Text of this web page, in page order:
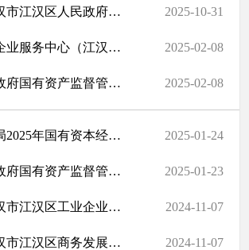
2024年度武汉市江汉区人民政府国有资产监督管理局决算公开 2025-10-31
江汉区工业企业服务中心（江汉区商务发展服务中心）2025年预算 2025-02-08
江汉区人民政府国有资产监督管理局（本级）2025年预算公开 2025-02-08
江汉区国资局2025年国有资本经营预算批复 2025-01-24
江汉区人民政府国有资产监督管理局 （部门）2025 年预算 2025-01-23
2023年度武汉市江汉区工业企业服务中心部门决算公开 2024-11-07
2023年度武汉市江汉区商务发展服务中心部门决算公开 2024-11-07